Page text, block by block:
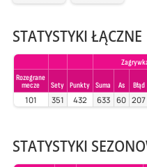
STATYSTYKI ŁĄCZNE
Rozegrane
mecze
Sety Punkty Suma As Błąd
101 351 432 633 60 207
STATYSTYKI